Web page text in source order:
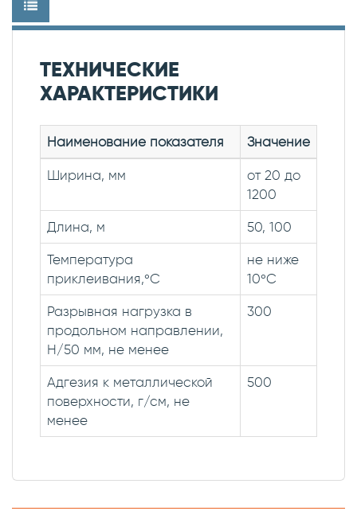
ТЕХНИЧЕСКИЕ
ХАРАКТЕРИСТИКИ
Наименование показателя Значение
Ширина, мм
от 20 до
1200
Длина, м 50, 100
Температура
приклеивания,°С
не ниже
10°С
Разрывная нагрузка в
продольном направлении,
H/50 мм, не менее
300
Адгезия к металлической
поверхности, г/см, не
менее
500